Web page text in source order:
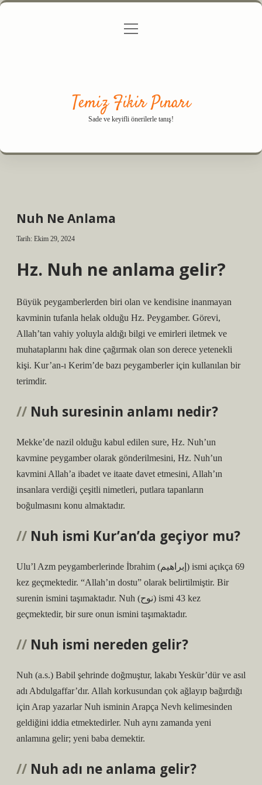
Gizlilik Politikası
menüyü
Temiz Fikir Pınarı
Sade ve keyifli önerilerle tanış!
Nuh Ne Anlama
Tarih: Ekim 29, 2024
Hz. Nuh ne anlama gelir?
Büyük peygamberlerden biri olan ve kendisine inanmayan
kavminin tufanla helak olduğu Hz. Peygamber. Görevi,
Allah’tan vahiy yoluyla aldığı bilgi ve emirleri iletmek ve
muhataplarını hak dine çağırmak olan son derece yetenekli
kişi. Kur’an-ı Kerim’de bazı peygamberler için kullanılan bir
terimdir.
Nuh suresinin anlamı nedir?
Mekke’de nazil olduğu kabul edilen sure, Hz. Nuh’un
kavmine peygamber olarak gönderilmesini, Hz. Nuh’un
kavmini Allah’a ibadet ve itaate davet etmesini, Allah’ın
insanlara verdiği çeşitli nimetleri, putlara tapanların
boğulmasını konu almaktadır.
Nuh ismi Kur’an’da geçiyor mu?
Ulu’l Azm peygamberlerinde İbrahim (إبراهيم) ismi açıkça 69
kez geçmektedir. “Allah’ın dostu” olarak belirtilmiştir. Bir
surenin ismini taşımaktadır. Nuh (نوح) ismi 43 kez
geçmektedir, bir sure onun ismini taşımaktadır.
Nuh ismi nereden gelir?
Nuh (a.s.) Babil şehrinde doğmuştur, lakabı Yeskür’dür ve asıl
adı Abdulgaffar’dır. Allah korkusundan çok ağlayıp bağırdığı
için Arap yazarlar Nuh isminin Arapça Nevh kelimesinden
geldiğini iddia etmektedirler. Nuh aynı zamanda yeni
anlamına gelir; yeni baba demektir.
Nuh adı ne anlama gelir?